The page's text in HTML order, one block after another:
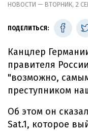
НОВОСТИ — ВТОРНИК, 2
ПОДЕЛИТЬСЯ:
Канцлер
правителя
"возможно,
преступником
Об этом он
Sat.1, которое